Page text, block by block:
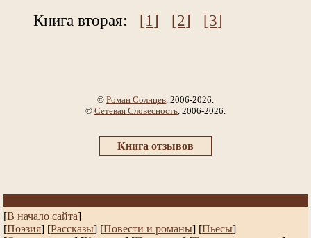
Книга вторая: [1] [2] [3]
© Роман Солнцев , 2006-2026.
© Сетевая Словесность , 2006-2026.
Книга отзывов
[В начало сайта]
[Поэзия] [Рассказы] [Повести и романы] [Пьесы]